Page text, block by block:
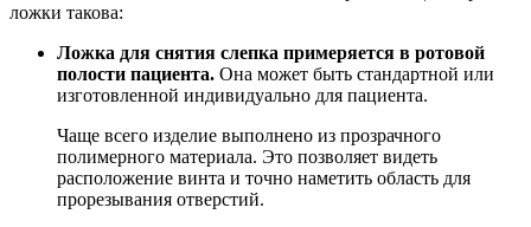
ложки такова:
Ложка для снятия слепка примеряется в ротовой
полости пациента. Она может быть стандартной или
изготовленной индивидуально для пациента.
Чаще всего изделие выполнено из прозрачного
полимерного материала. Это позволяет видеть
расположение винта и точно наметить область для
прорезывания отверстий.